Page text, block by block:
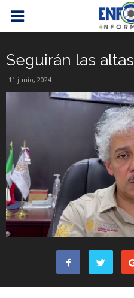
Seguirán las
11 junio, 2024